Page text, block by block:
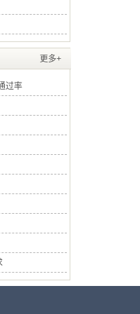
更多+
过率